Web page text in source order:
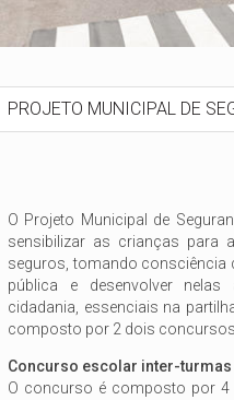
PROJETO MUNICIPAL DE
O Projeto Municipal de
sensibilizar as crianças para
seguros, tomando consciência
pública e desenvolver
cidadania, essenciais na
composto por 2 dois
Concurso escolar inter-turmas
O concurso é composto por